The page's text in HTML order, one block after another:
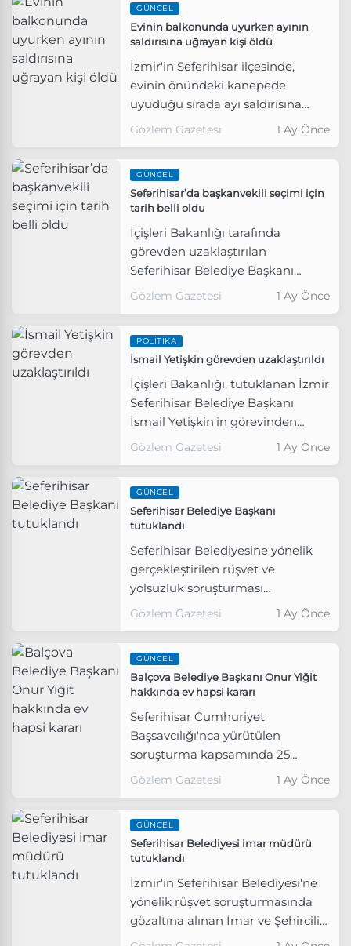
mesajda, hakkındaki iddiaların
gerçeği yansıtmadığını savundu.
GÜNCEL
Evinin balkonunda uyurken ayının
saldırısına uğrayan kişi öldü
İzmir'in Seferihisar ilçesinde,
evinin önündeki kanepede
uyuduğu sırada ayı saldırısına
uğrayan 70 yaşındaki bir kişi,
Gözlem Gazetesi 1 Ay Önce
GÜNCEL
Seferihisar’da başkanvekili seçimi için
tarih belli oldu
İçişleri Bakanlığı tarafında
görevden uzaklaştırılan
Seferihisar Belediye Başkanı
İsmail Yetişkin’in yerine
Pazartesi günü olağanüstü
toplanacak.
Gözlem Gazetesi 1 Ay Önce
POLITIKA
İsmail Yetişkin görevden uzaklaştırıldı
İçişleri Bakanlığı, tutuklanan İzmir
Seferihisar Belediye Başkanı
İsmail Yetişkin'in görevinden
uzaklaştırıldığını açıkladı.
Gözlem Gazetesi 1 Ay Önce
GÜNCEL
Seferihisar Belediye Başkanı
tutuklandı
Seferihisar Belediyesine yönelik
gerçekleştirilen rüşvet ve
yolsuzluk soruşturması
kapsamında adliyeye sevk edilen
tutuklandı.
Gözlem Gazetesi 1 Ay Önce
GÜNCEL
Balçova Belediye Başkanı Onur Yiğit
hakkında ev hapsi kararı
Seferihisar Cumhuriyet
Başsavcılığı'nca yürütülen
soruşturma kapsamında 25
Haziran Perşembe günü
işlemlerinin ardından Seferihisar
Adliyesi'ne sevk edildi.
Gözlem Gazetesi 1 Ay Önce
GÜNCEL
Seferihisar Belediyesi imar müdürü
tutuklandı
İzmir'in Seferihisar Belediyesi'ne
yönelik rüşvet soruşturmasında
gözaltına alınan İmar ve Şehircilik
Müdürü tutuklandı.